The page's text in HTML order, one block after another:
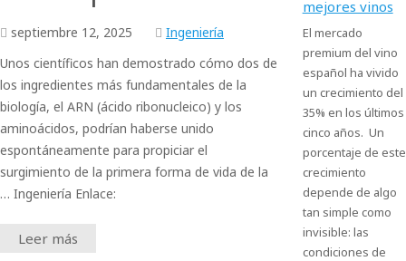
septiembre 12, 2025
Ingeniería
Unos científicos han demostrado cómo dos de
los ingredientes más fundamentales de la
biología, el ARN (ácido ribonucleico) y los
aminoácidos, podrían haberse unido
espontáneamente para propiciar el
surgimiento de la primera forma de vida de la
… Ingeniería Enlace:
Leer más
mejores vinos
El mercado
premium del vino
español ha vivido
un crecimiento del
35% en los últimos
cinco años. Un
porcentaje de este
crecimiento
depende de algo
tan simple como
invisible: las
condiciones de